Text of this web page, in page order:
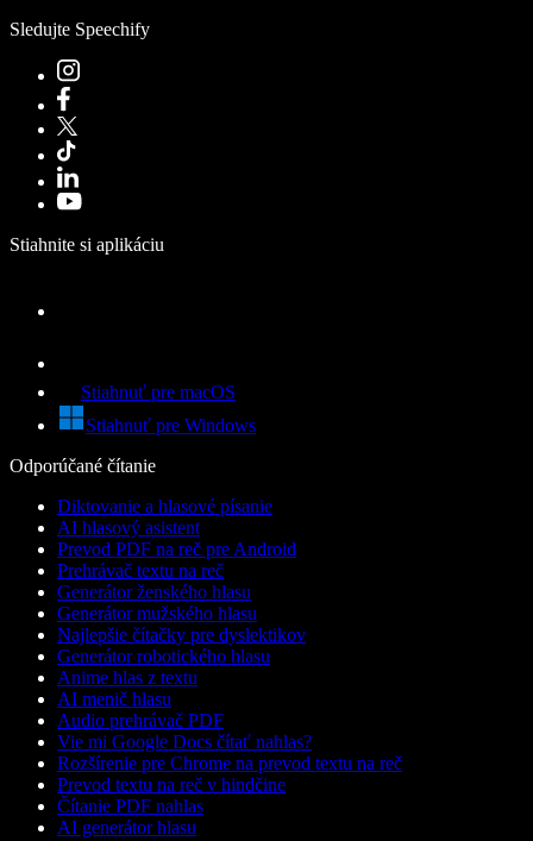
Sledujte Speechify
Stiahnite si aplikáciu
Stiahnuť pre macOS
Stiahnuť pre Windows
Odporúčané čítanie
Diktovanie a hlasové písanie
AI hlasový asistent
Prevod PDF na reč pre Android
Prehrávač textu na reč
Generátor ženského hlasu
Generátor mužského hlasu
Najlepšie čítačky pre dyslektikov
Generátor robotického hlasu
Anime hlas z textu
AI menič hlasu
Audio prehrávač PDF
Vie mi Google Docs čítať nahlas?
Rozšírenie pre Chrome na prevod textu na reč
Prevod textu na reč v hindčine
Čítanie PDF nahlas
AI generátor hlasu